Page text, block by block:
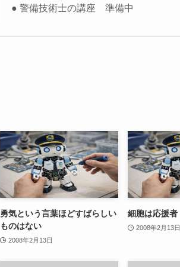
● 警備技術士の講座 準備中
勇気という言葉ほどすばらしい
ものはない
2008年2月13日
細胞は応援者
2008年2月13日